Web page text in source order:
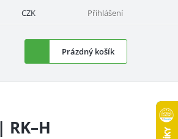
CZK Přihlášení
Nákupní
košík
Prázdný košík